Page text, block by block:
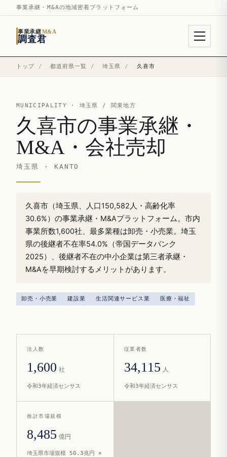
事業承継・M&Aの地域密着プラットフォーム
事業承継M&A
調査君
トップ / 都道府県一覧 / 埼玉県 / 久喜市
MUNICIPALITY · 埼玉県 / 関東地方
久喜市の事業承継・
M&A・会社売却
埼玉県 · KANTO
久喜市（埼玉県、人口150,582人・高齢化率
30.6%）の事業承継・M&Aプラットフォーム。市内
事業所数1,600社、最多業種は卸売・小売業。埼玉
県の後継者不在率54.0%（帝国データバンク
2025）、後継者不在の中小企業は第三者承継・
M&Aを早期検討するメリットがあります。
卸売・小売業 建設業 生活関連サービス業 医療・福祉
法人数
1,600 社
令和3年経済センサス
従業者数
34,115 人
令和3年経済センサス
推計市場規模
8,485 億円
埼玉県市場規模 50.3兆円 ×